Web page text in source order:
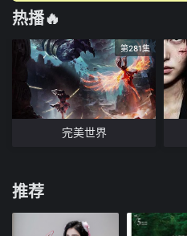
热播🔥
第281集
完美世界
推荐